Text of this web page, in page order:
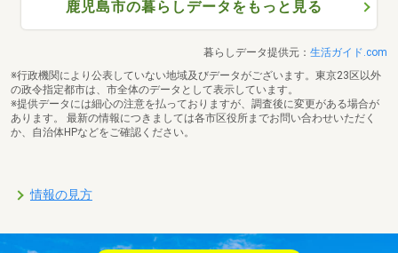
鹿児島市の暮らしデータをもっと見る
暮らしデータ提供元： 生活ガイド.com
※行政機関により公表していない地域及びデータがございます。東京23区以外
の政令指定都市は、市全体のデータとして表示しています。
※提供データには細心の注意を払っておりますが、調査後に変更がある場合が
あります。 最新の情報につきましては各市区役所までお問い合わせいただく
か、自治体HPなどをご確認ください。
情報の見方